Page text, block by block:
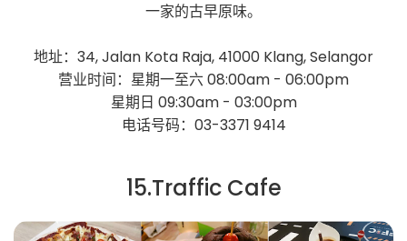
一家的古早原味。
地址：34, Jalan Kota Raja, 41000 Klang, Selangor
营业时间：星期一至六 08:00am - 06:00pm
星期日 09:30am - 03:00pm
电话号码：03-3371 9414
15.Traffic Cafe